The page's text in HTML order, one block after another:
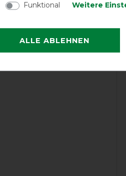
Funktional Weitere
ALLE ABLEHNEN